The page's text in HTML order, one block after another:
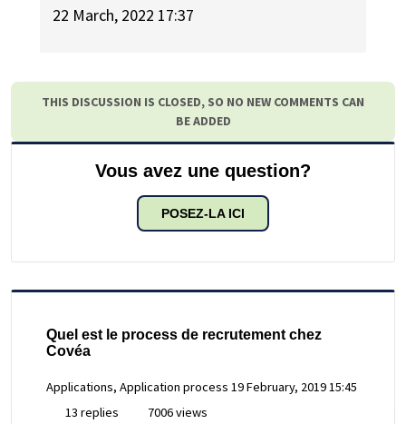
22 March, 2022 17:37
THIS DISCUSSION IS CLOSED, SO NO NEW COMMENTS CAN
BE ADDED
Vous avez une question?
POSEZ-LA ICI
Quel est le process de recrutement chez
Covéa
Applications, Application process 19 February, 2019 15:45
13 replies
7006 views